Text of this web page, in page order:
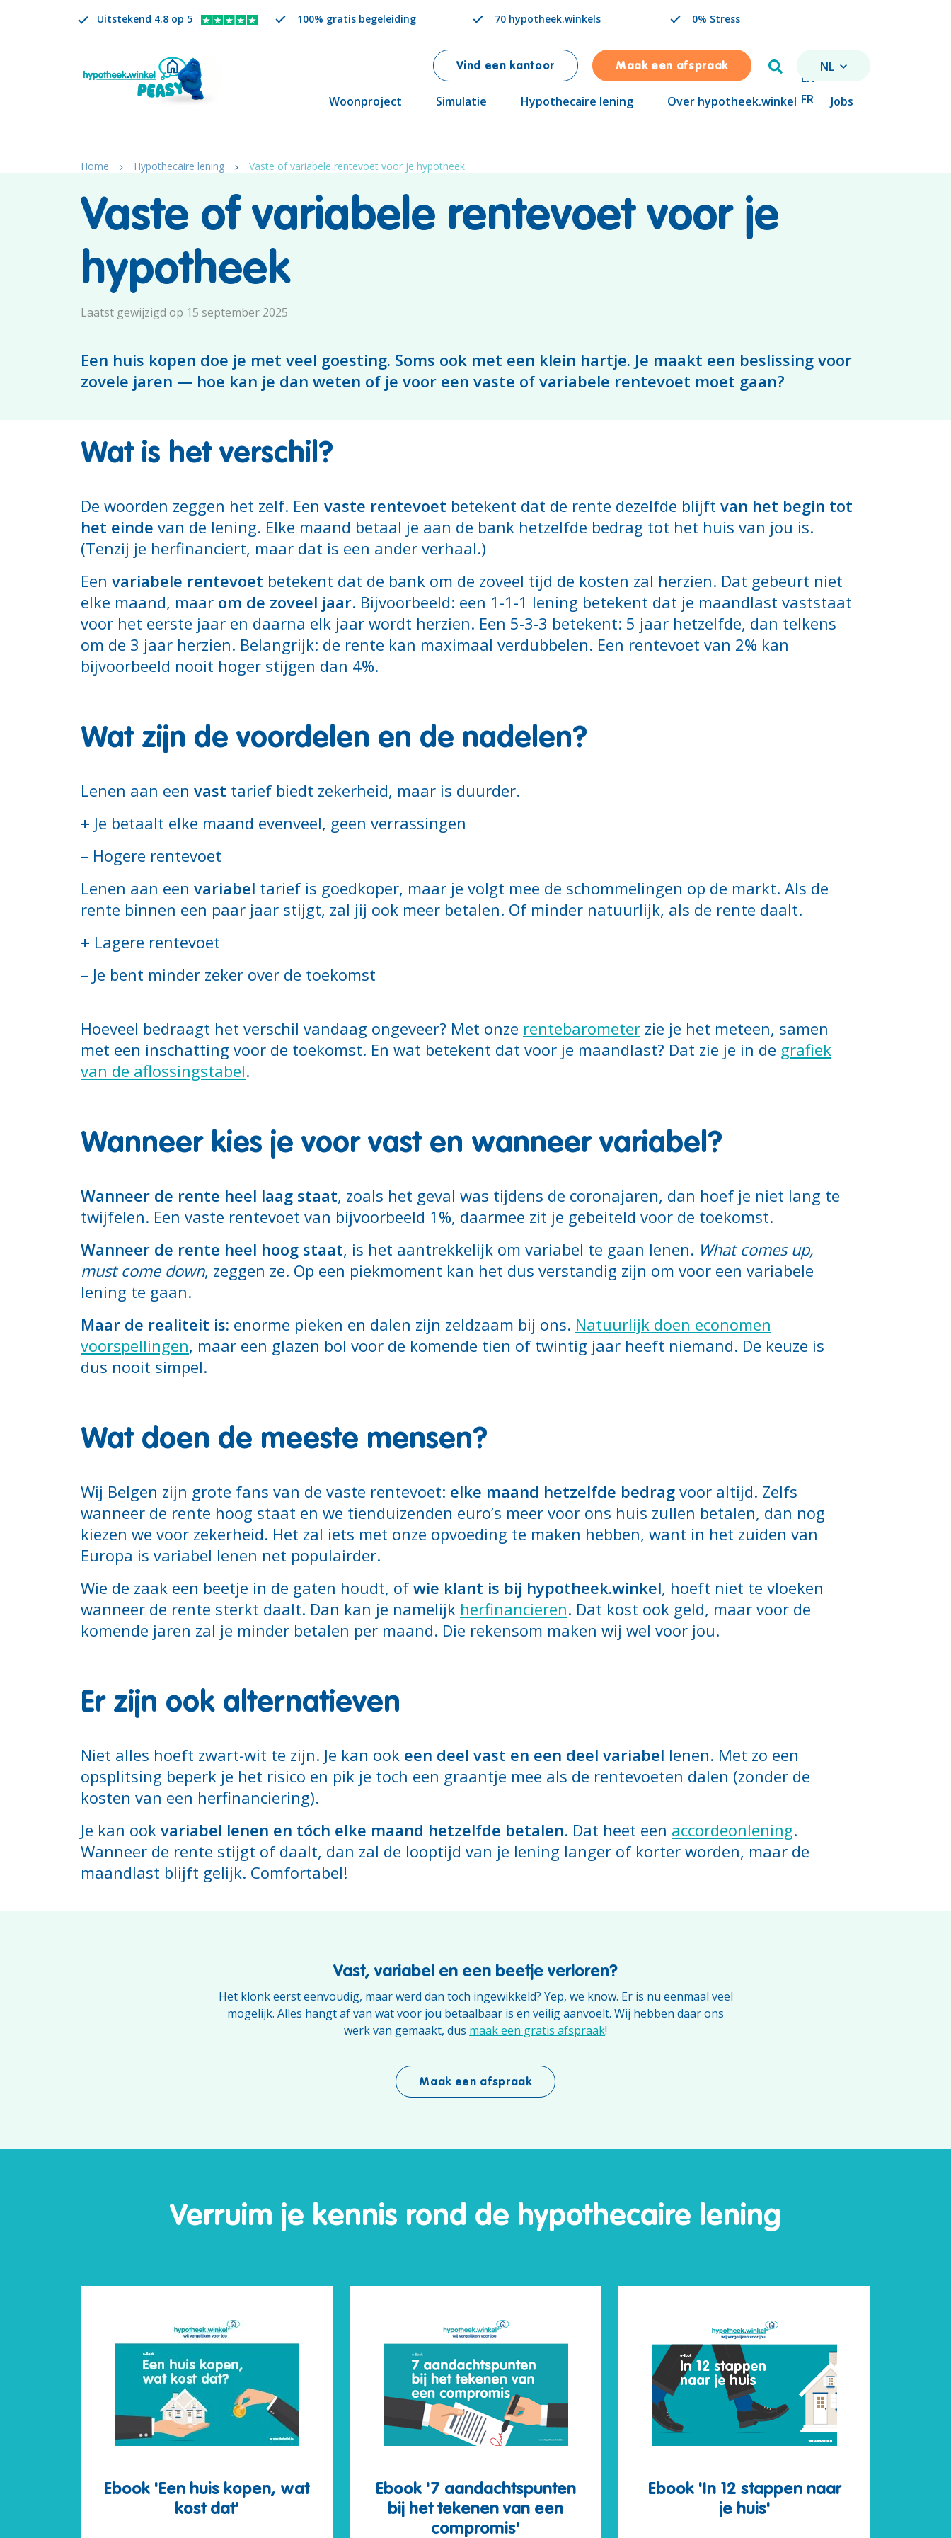
Uitstekend 4.8 op 5 100% gratis begeleiding 70 hypotheek.winkels 0% Stress
Vind een kantoor Maak een afspraak Zoeken
VERANDER TAAL.
NL
EN
FR
Woonproject Simulatie Hypothecaire lening Over hypotheek.winkel Jobs
VERANDER TAAL. GESELECTEERDE TAAL IS
Home Hypothecaire lening Vaste of variabele rentevoet voor je hypotheek
Vaste of variabele rentevoet voor je
hypotheek
Laatst gewijzigd op 15 september 2025
Een huis kopen doe je met veel goesting. Soms ook met een klein hartje. Je maakt een beslissing voor
zovele jaren — hoe kan je dan weten of je voor een vaste of variabele rentevoet moet gaan?
Wat is het verschil?
De woorden zeggen het zelf. Een vaste rentevoet betekent dat de rente dezelfde blijft van het begin tot
het einde van de lening. Elke maand betaal je aan de bank hetzelfde bedrag tot het huis van jou is.
(Tenzij je herfinanciert, maar dat is een ander verhaal.)
Een variabele rentevoet betekent dat de bank om de zoveel tijd de kosten zal herzien. Dat gebeurt niet
elke maand, maar om de zoveel jaar. Bijvoorbeeld: een 1-1-1 lening betekent dat je maandlast vaststaat
voor het eerste jaar en daarna elk jaar wordt herzien. Een 5-3-3 betekent: 5 jaar hetzelfde, dan telkens
om de 3 jaar herzien. Belangrijk: de rente kan maximaal verdubbelen. Een rentevoet van 2% kan
bijvoorbeeld nooit hoger stijgen dan 4%.
Wat zijn de voordelen en de nadelen?
Lenen aan een vast tarief biedt zekerheid, maar is duurder.
+ Je betaalt elke maand evenveel, geen verrassingen
– Hogere rentevoet
Lenen aan een variabel tarief is goedkoper, maar je volgt mee de schommelingen op de markt. Als de
rente binnen een paar jaar stijgt, zal jij ook meer betalen. Of minder natuurlijk, als de rente daalt.
+ Lagere rentevoet
– Je bent minder zeker over de toekomst
Hoeveel bedraagt het verschil vandaag ongeveer? Met onze rentebarometer zie je het meteen, samen
met een inschatting voor de toekomst. En wat betekent dat voor je maandlast? Dat zie je in de grafiek
van de aflossingstabel.
Wanneer kies je voor vast en wanneer variabel?
Wanneer de rente heel laag staat, zoals het geval was tijdens de coronajaren, dan hoef je niet lang te
twijfelen. Een vaste rentevoet van bijvoorbeeld 1%, daarmee zit je gebeiteld voor de toekomst.
Wanneer de rente heel hoog staat, is het aantrekkelijk om variabel te gaan lenen. What comes up,
must come down, zeggen ze. Op een piekmoment kan het dus verstandig zijn om voor een variabele
lening te gaan.
Maar de realiteit is: enorme pieken en dalen zijn zeldzaam bij ons. Natuurlijk doen economen
voorspellingen, maar een glazen bol voor de komende tien of twintig jaar heeft niemand. De keuze is
dus nooit simpel.
Wat doen de meeste mensen?
Wij Belgen zijn grote fans van de vaste rentevoet: elke maand hetzelfde bedrag voor altijd. Zelfs
wanneer de rente hoog staat en we tienduizenden euro’s meer voor ons huis zullen betalen, dan nog
kiezen we voor zekerheid. Het zal iets met onze opvoeding te maken hebben, want in het zuiden van
Europa is variabel lenen net populairder.
Wie de zaak een beetje in de gaten houdt, ofwie klant is bij hypotheek.winkel, hoeft niet te vloeken
wanneer de rente sterkt daalt. Dan kan je namelijk herfinancieren. Dat kost ook geld, maar voor de
komende jaren zal je minder betalen per maand. Die rekensom maken wij wel voor jou.
Er zijn ook alternatieven
Niet alles hoeft zwart-wit te zijn. Je kan ook een deel vast en een deel variabel lenen. Met zo een
opsplitsing beperk je het risico en pik je toch een graantje mee als de rentevoeten dalen (zonder de
kosten van een herfinanciering).
Je kan ook variabel lenen en tóch elke maand hetzelfde betalen. Dat heet een accordeonlening.
Wanneer de rente stijgt of daalt, dan zal de looptijd van je lening langer of korter worden, maar de
maandlast blijft gelijk. Comfortabel!
Vast, variabel en een beetje verloren?
Het klonk eerst eenvoudig, maar werd dan toch ingewikkeld? Yep, we know. Er is nu eenmaal veel
mogelijk. Alles hangt af van wat voor jou betaalbaar is en veilig aanvoelt. Wij hebben daar ons
werk van gemaakt, dus maak een gratis afspraak!
Maak een afspraak
Verruim je kennis rond de hypothecaire lening
Ebook 'Een huis kopen, wat
kost dat'
Ebook '7 aandachtspunten
bij het tekenen van een
compromis'
Ebook 'In 12 stappen naar
je huis'